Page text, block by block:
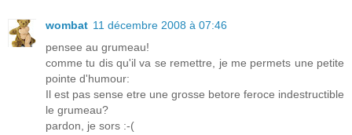
wombat 11 décembre 2008 à 07:46
pensee au grumeau!
comme tu dis qu'il va se remettre, je me permets une petite
pointe d'humour:
Il est pas sense etre une grosse betore feroce indestructible
le grumeau?
pardon, je sors :-(